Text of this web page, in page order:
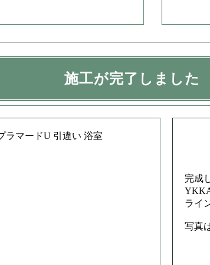
施工が完了しました
完成
ライ
写真